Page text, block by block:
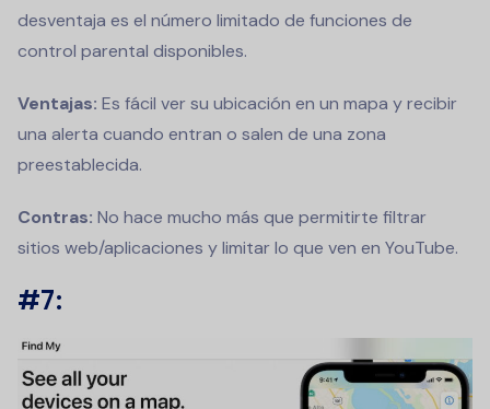
desventaja es el número limitado de funciones de
control parental disponibles.
Ventajas: Es fácil ver su ubicación en un mapa y recibir
una alerta cuando entran o salen de una zona
preestablecida.
Contras: No hace mucho más que permitirte filtrar
sitios web/aplicaciones y limitar lo que ven en YouTube.
#7: